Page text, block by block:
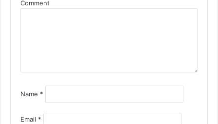
Comment
Name *
Email *